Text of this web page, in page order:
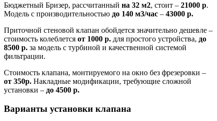
Бюджетный Бризер, рассчитанный на 32 м2, стоит – 21000 р.
Модель с производительностью до 140 м3/час – 43000 р.
Приточной стеновой клапан обойдется значительно дешевле –
стоимость колеблется от 1000 р. для простого устройства, до
8500 р. за модель с турбиной и качественной системой
фильтрации.
Стоимость клапана, монтируемого на окно без фрезеровки –
от 350р. Накладные модификации, требующие сложной
установки – до 4500 р.
Варианты установки клапана